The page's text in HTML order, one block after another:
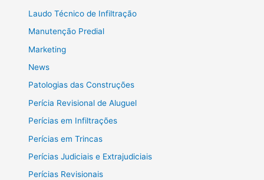
Laudo Técnico de Infiltração
Manutenção Predial
Marketing
News
Patologias das Construções
Perícia Revisional de Aluguel
Perícias em Infiltrações
Perícias em Trincas
Perícias Judiciais e Extrajudiciais
Perícias Revisionais